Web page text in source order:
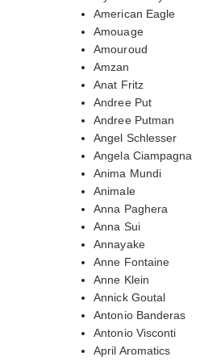
American Eagle
Amouage
Amouroud
Amzan
Anat Fritz
Andree Put
Andree Putman
Angel Schlesser
Angela Ciampagna
Anima Mundi
Animale
Anna Paghera
Anna Sui
Annayake
Anne Fontaine
Anne Klein
Annick Goutal
Antonio Banderas
Antonio Visconti
April Aromatics